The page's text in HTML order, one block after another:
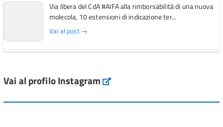
Via libera del CdA #AIFA alla rimborsabilità di una nuova
molecola, 10 estensioni di indicazione ter...
Vai al post →
Vai al post →
Vai al profilo Instagram Instagram